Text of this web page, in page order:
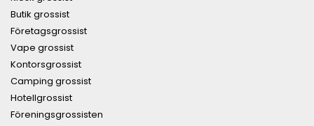
Butik grossist
Företagsgrossist
Vape grossist
Kontorsgrossist
Camping grossist
Hotellgrossist
Föreningsgrossisten